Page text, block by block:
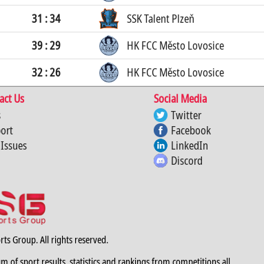
31 : 34
SSK Talent Plzeň
39 : 29
HK FCC Město Lovosice
32 : 26
HK FCC Město Lovosice
Us
Social Media
Twitter
Facebook
LinkedIn
Discord
Group. All rights reserved.